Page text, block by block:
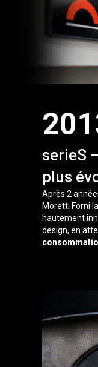
serieS
plus
Après 2
Moretti Forni
hautement
design, en